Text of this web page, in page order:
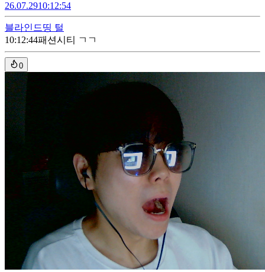
26.07.2910:12:54
블라인드띵 털
10:12:44패션시티 ㄱㄱ
0